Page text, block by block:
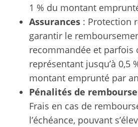
1 % du montant
Assurances: Protection
garantir le
recommandée et parfois
représentant jusqu’à 0,5
montant emprunté par an
Pénalités de
Frais en cas de
l’échéance, pouvant
f
o
r
: